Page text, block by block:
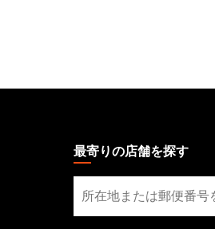
GATHERING最寄りの店舗を探す
寄
り